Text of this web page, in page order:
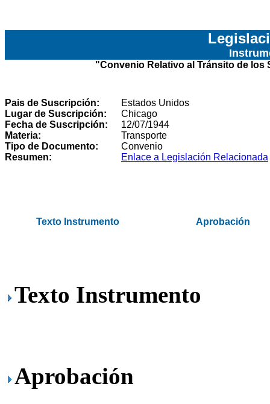
"Convenio Relativo al Tránsito de los
Pais de Suscripción:
Estados Unidos
Lugar de Suscripción:
Chicago
Fecha de Suscripción:
12/07/1944
Materia:
Transporte
Tipo de Documento:
Convenio
Resumen:
Enlace a Legislación Relacionada
Texto Instrumento Aprobación
Texto Instrumento
Aprobación